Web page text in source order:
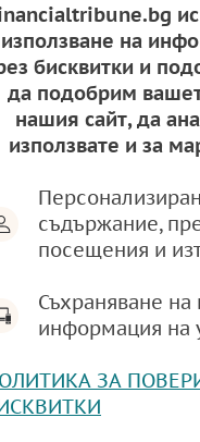
инфлацията в
цени на
използване на
бисквитки и
да подобрим
нашия сайт, да
използвате и за
съдържание,
посещения и
Съхраняване
информация на
ЗА